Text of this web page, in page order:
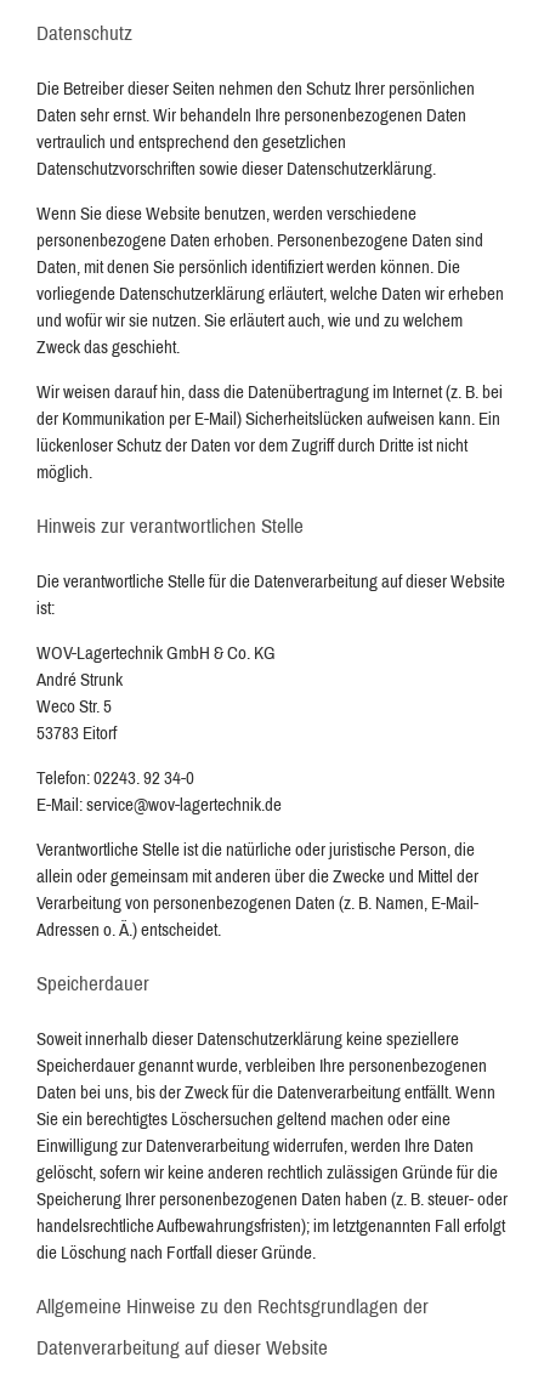
Datenschutz
Die Betreiber dieser Seiten nehmen den Schutz Ihrer persönlichen
Daten sehr ernst. Wir behandeln Ihre personenbezogenen Daten
vertraulich und entsprechend den gesetzlichen
Datenschutzvorschriften sowie dieser Datenschutzerklärung.
Wenn Sie diese Website benutzen, werden verschiedene
personenbezogene Daten erhoben. Personenbezogene Daten sind
Daten, mit denen Sie persönlich identifiziert werden können. Die
vorliegende Datenschutzerklärung erläutert, welche Daten wir erheben
und wofür wir sie nutzen. Sie erläutert auch, wie und zu welchem
Zweck das geschieht.
Wir weisen darauf hin, dass die Datenübertragung im Internet (z. B. bei
der Kommunikation per E-Mail) Sicherheitslücken aufweisen kann. Ein
lückenloser Schutz der Daten vor dem Zugriff durch Dritte ist nicht
möglich.
Hinweis zur verantwortlichen Stelle
Die verantwortliche Stelle für die Datenverarbeitung auf dieser Website
ist:
WOV-Lagertechnik GmbH & Co. KG
André Strunk
Weco Str. 5
53783 Eitorf
Telefon: 02243. 92 34-0
E-Mail: service@wov-lagertechnik.de
Verantwortliche Stelle ist die natürliche oder juristische Person, die
allein oder gemeinsam mit anderen über die Zwecke und Mittel der
Verarbeitung von personenbezogenen Daten (z. B. Namen, E-Mail-
Adressen o. Ä.) entscheidet.
Speicherdauer
Soweit innerhalb dieser Datenschutzerklärung keine speziellere
Speicherdauer genannt wurde, verbleiben Ihre personenbezogenen
Daten bei uns, bis der Zweck für die Datenverarbeitung entfällt. Wenn
Sie ein berechtigtes Löschersuchen geltend machen oder eine
Einwilligung zur Datenverarbeitung widerrufen, werden Ihre Daten
gelöscht, sofern wir keine anderen rechtlich zulässigen Gründe für die
Speicherung Ihrer personenbezogenen Daten haben (z. B. steuer- oder
handelsrechtliche Aufbewahrungsfristen); im letztgenannten Fall erfolgt
die Löschung nach Fortfall dieser Gründe.
Allgemeine Hinweise zu den Rechtsgrundlagen der
Datenverarbeitung auf dieser Website